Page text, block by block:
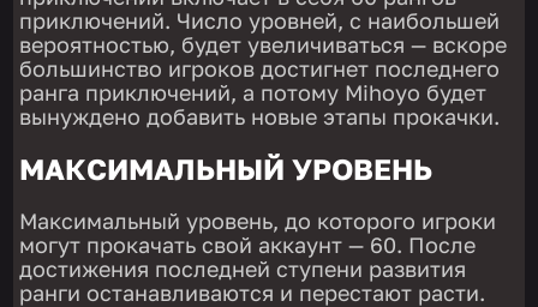
приключений. Число уровней, с наибольшей
вероятностью, будет увеличиваться — вскоре
большинство игроков достигнет последнего
ранга приключений, а потому Mihoyo будет
вынуждено добавить новые этапы прокачки.
МАКСИМАЛЬНЫЙ УРОВЕНЬ
Максимальный уровень, до которого игроки
могут прокачать свой аккаунт — 60. После
достижения последней ступени развития
ранги останавливаются и перестают расти.